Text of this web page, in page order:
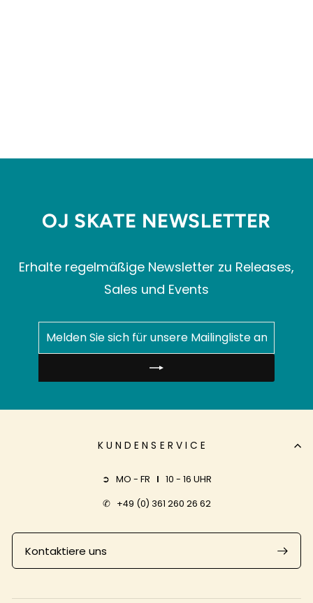
OJ SKATE NEWSLETTER
Erhalte regelmäßige Newsletter zu Releases,
Sales und Events
SIE
SICH
FÜR
UNSERE
AN
KUNDENSERVICE
➲ MO - FR I 10 - 16 UHR
✆ +49 (0) 361 260 26 62
Kontaktiere uns